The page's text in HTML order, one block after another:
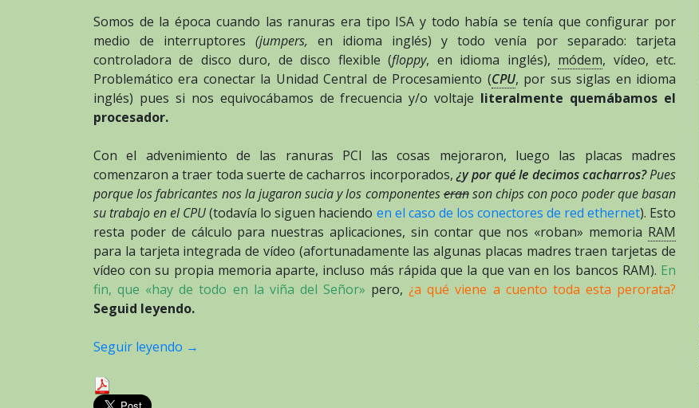
Somos de la época cuando las ranuras era tipo ISA y todo había se tenía que configurar por
medio de interruptores (jumpers, en idioma inglés) y todo venía por separado: tarjeta
controladora de disco duro, de disco flexible (floppy, en idioma inglés), módem, vídeo, etc.
Problemático era conectar la Unidad Central de Procesamiento (CPU, por sus siglas en idioma
inglés) pues si nos equivocábamos de frecuencia y/o voltaje literalmente quemábamos el
procesador.
Con el advenimiento de las ranuras PCI las cosas mejoraron, luego las placas madres
comenzaron a traer toda suerte de cacharros incorporados,¿y por qué le decimos cacharros?Pues
porque los fabricantes nos la jugaron sucia y los componenteseranson chips con poco poder que basan
su trabajo en el CPU(todavía lo siguen haciendo en el caso de los conectores de red ethernet). Esto
resta poder de cálculo para nuestras aplicaciones, sin contar que nos «roban» memoria RAM
para la tarjeta integrada de vídeo (afortunadamente las algunas placas madres traen tarjetas de
vídeo con su propia memoria aparte, incluso más rápida que la que van en los bancos RAM). En
fin, que «hay de todo en la viña del Señor» pero, ¿a qué viene a cuento toda esta perorata?
Seguid leyendo.
Seguir leyendo →